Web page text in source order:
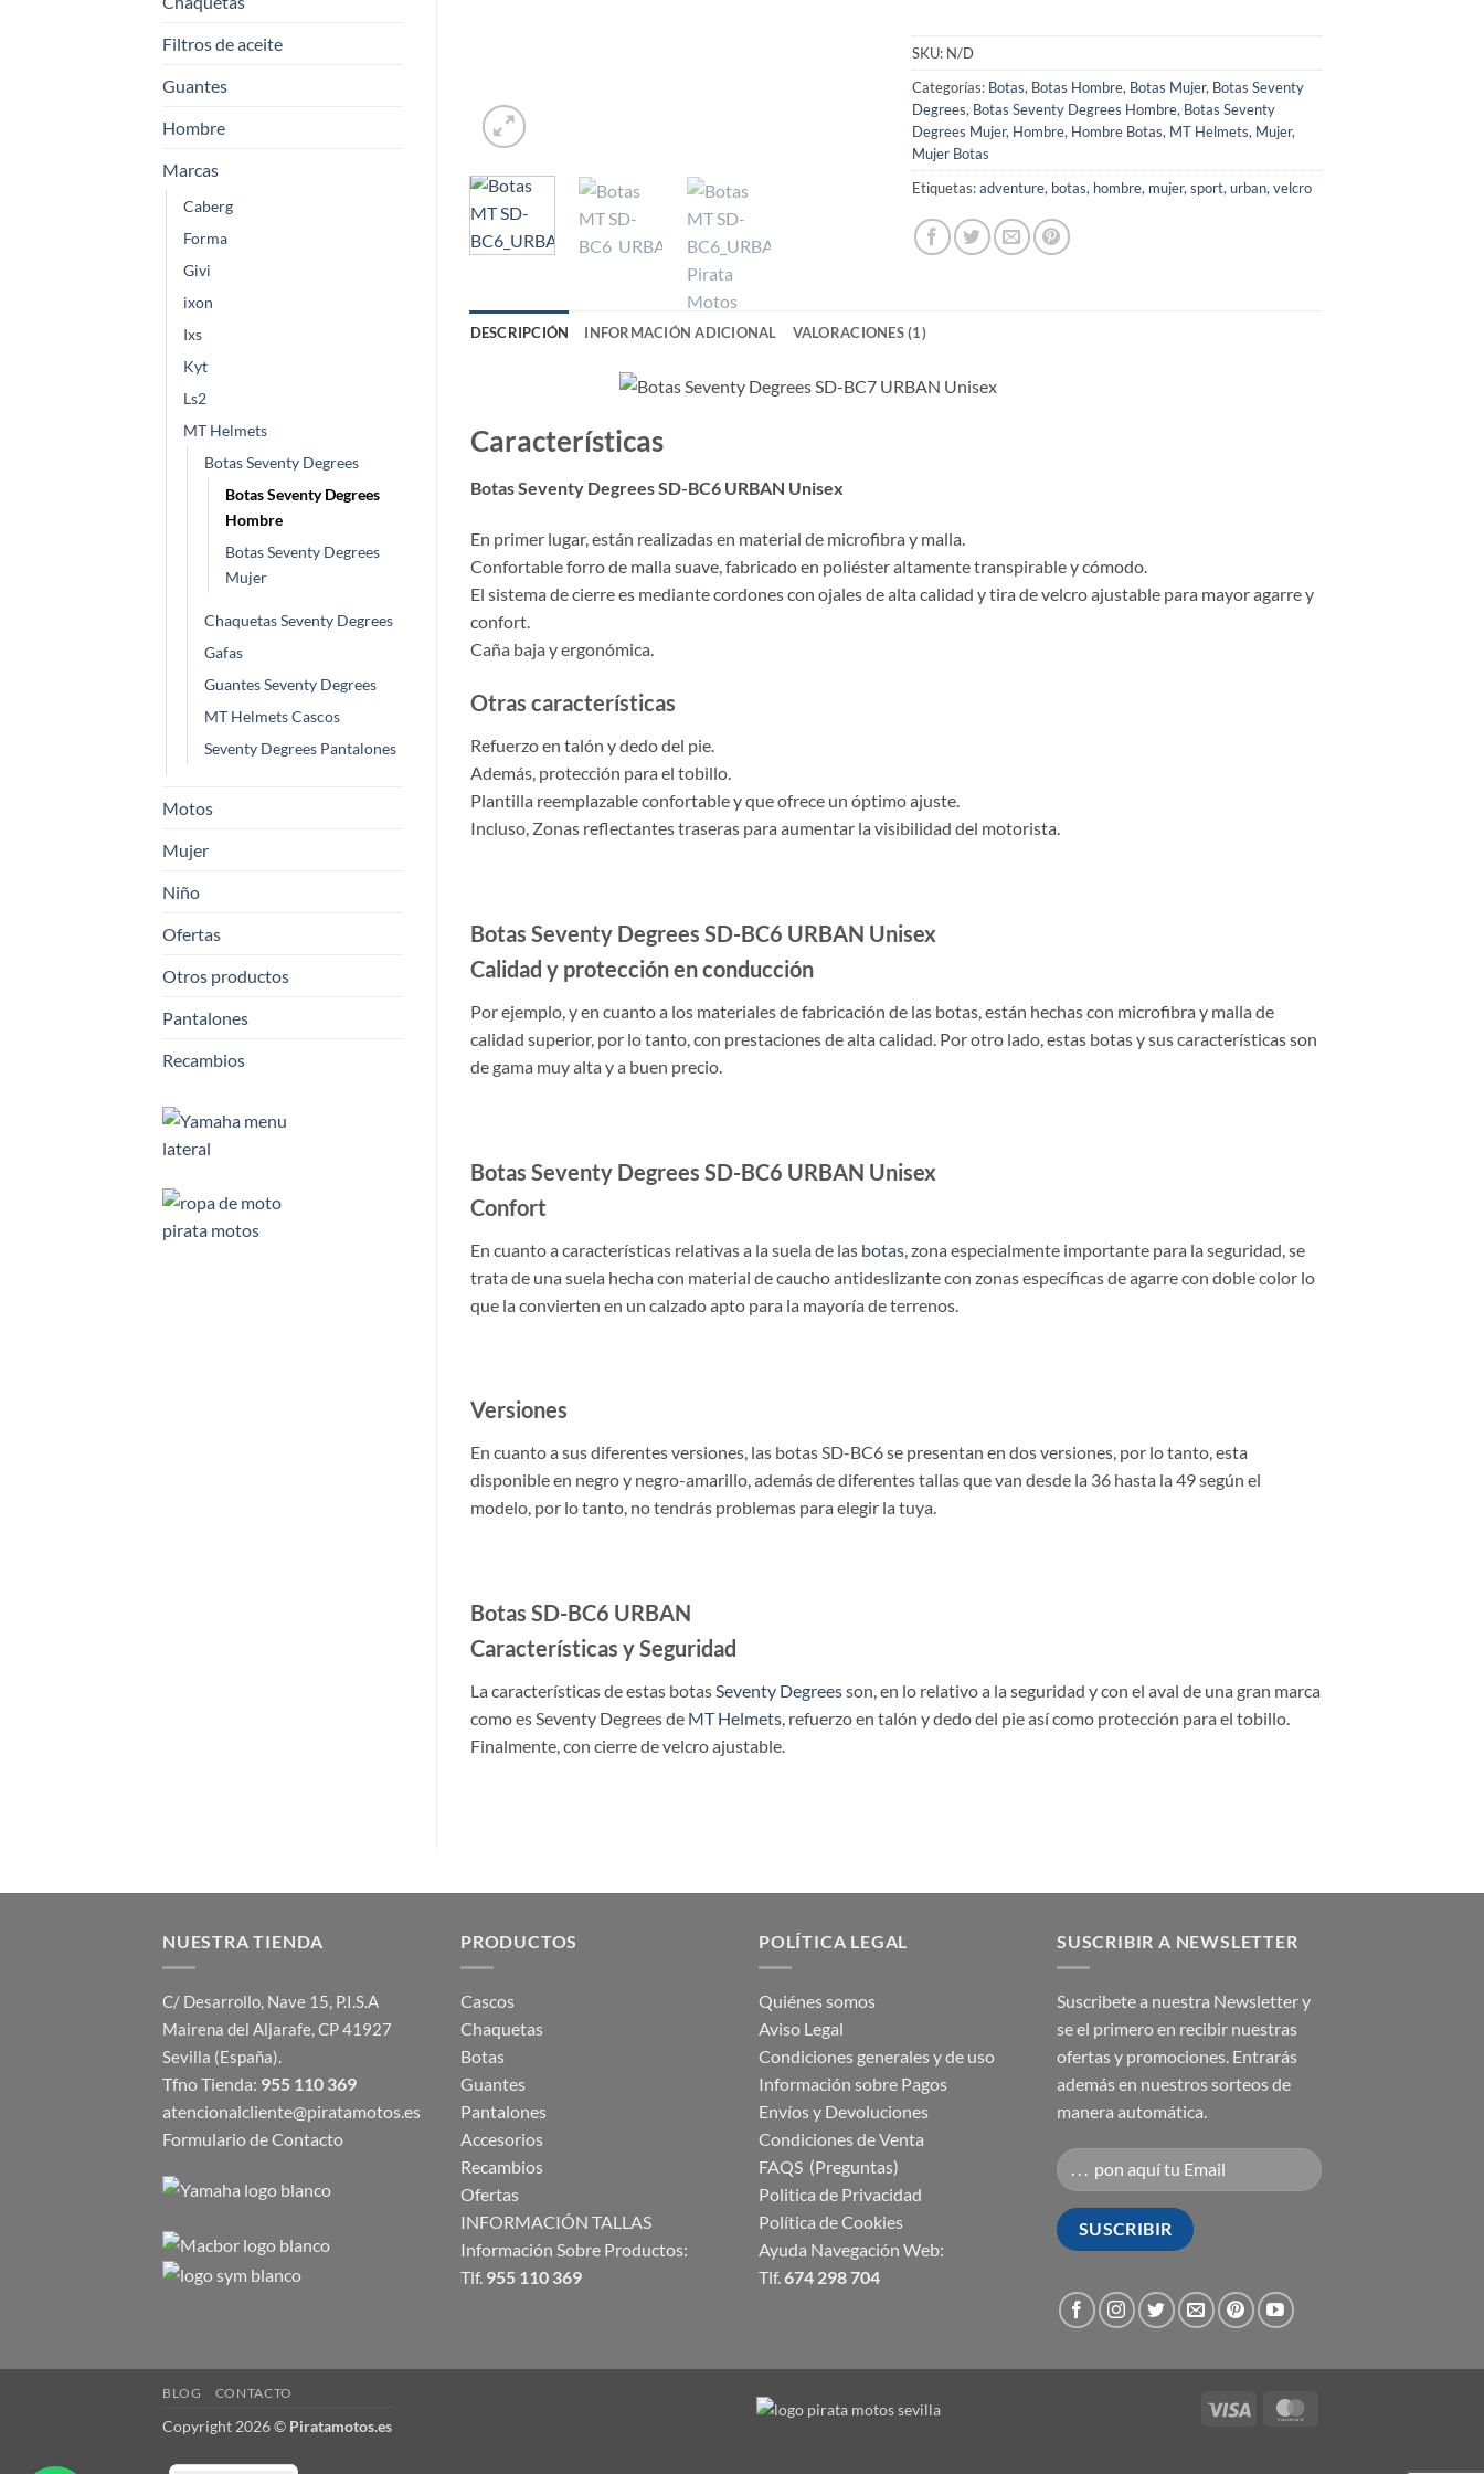
Filtros de aceite
Guantes
Hombre
Marcas
Caberg
Forma
Givi
ixon
Ixs
Kyt
Ls2
MT Helmets
Botas Seventy Degrees
Botas Seventy Degrees
Hombre
Botas Seventy Degrees
Mujer
Chaquetas Seventy Degrees
Gafas
Guantes Seventy Degrees
MT Helmets Cascos
Seventy Degrees Pantalones
Motos
Mujer
Niño
Ofertas
Otros productos
Pantalones
Recambios
SKU: N/D
Categorías: Botas, Botas Hombre, Botas Mujer, Botas Seventy
Degrees, Botas Seventy Degrees Hombre, Botas Seventy
Degrees Mujer, Hombre, Hombre Botas, MT Helmets, Mujer,
Mujer Botas
Etiquetas:adventure, botas, hombre, mujer,sport,urban,velcro
DESCRIPCIÓN INFORMACIÓN ADICIONAL VALORACIONES (1)
Características
Botas Seventy Degrees SD-BC6 URBAN Unisex
En primer lugar, están realizadas en material de microfibra y malla.
Confortable forro de malla suave, fabricado en poliéster altamente transpirable y cómodo.
El sistema de cierre es mediante cordones con ojales de alta calidad y tira de velcro ajustable para mayor agarre y
confort.
Caña baja y ergonómica.
Otras características
Refuerzo en talón y dedo del pie.
Además, protección para el tobillo.
Plantilla reemplazable confortable y que ofrece un óptimo ajuste.
Incluso, Zonas reflectantes traseras para aumentar la visibilidad del motorista.
Botas Seventy Degrees SD-BC6 URBAN Unisex
Calidad y protección en conducción
Por ejemplo, y en cuanto a los materiales de fabricación de las botas, están hechas con microfibra y malla de
calidad superior, por lo tanto, con prestaciones de alta calidad. Por otro lado, estas botas y sus características son
de gama muy alta y a buen precio.
Botas Seventy Degrees SD-BC6 URBAN Unisex
Confort
En cuanto a características relativas a la suela de las botas, zona especialmente importante para la seguridad, se
trata de una suela hecha con material de caucho antideslizante con zonas específicas de agarre con doble color lo
que la convierten en un calzado apto para la mayoría de terrenos.
Versiones
En cuanto a sus diferentes versiones, las botas SD-BC6 se presentan en dos versiones, por lo tanto, esta
disponible en negro y negro-amarillo, además de diferentes tallas que van desde la 36 hasta la 49 según el
modelo, por lo tanto, no tendrás problemas para elegir la tuya.
Botas SD-BC6 URBAN
Características y Seguridad
La características de estas botasSeventy Degreesson, en lo relativo a la seguridad y con el aval de una gran marca
como es Seventy Degrees de MT Helmets, refuerzo en talón y dedo del pie así como protección para el tobillo.
Finalmente, con cierre de velcro ajustable.
NUESTRA TIENDA
C/ Desarrollo, Nave 15, P.I.S.A
Mairena del Aljarafe, CP 41927
Sevilla (España).
Tfno Tienda: 955 110 369
atencionalcliente@piratamotos.es
Formulario de Contacto
PRODUCTOS
Cascos
Chaquetas
Botas
Guantes
Pantalones
Accesorios
Recambios
Ofertas
INFORMACIÓN TALLAS
Información Sobre Productos:
Tlf. 955 110 369
POLÍTICA LEGAL
Quiénes somos
Aviso Legal
Condiciones generales y de uso
Información sobre Pagos
Envíos y Devoluciones
Condiciones de Venta
FAQS (Preguntas)
Politica de Privacidad
Política de Cookies
Ayuda Navegación Web:
Tlf.674 298 704
SUSCRIBIR A NEWSLETTER
Suscribete a nuestra Newsletter y
se el primero en recibir nuestras
ofertas y promociones. Entrarás
además en nuestros sorteos de
manera automática.
Visa
BLOG CONTACTO
Copyright 2026 © Piratamotos.es